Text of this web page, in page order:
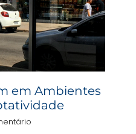
em Ambientes